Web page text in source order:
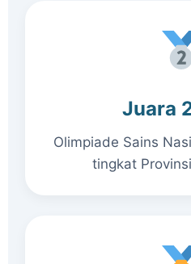
Juara
Olimpiade Sains
tingkat